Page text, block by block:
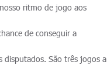
ritmo de jogo aos
de conseguir a
disputados. São três jogos a